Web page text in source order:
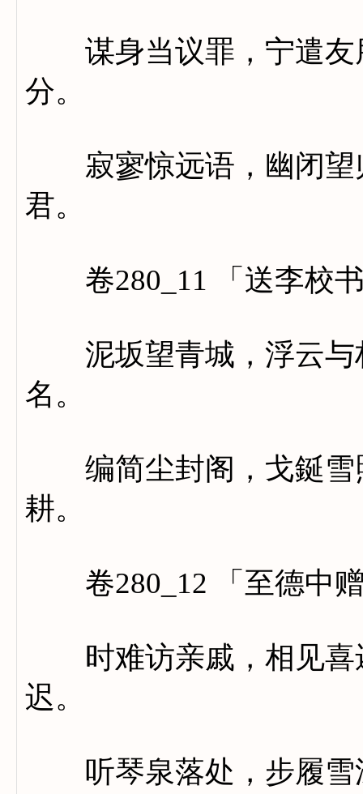
谋身当议罪，宁遣友
分。
寂寥惊远语，幽闭望
君。
卷280_11 「送李校书
泥坂望青城，浮云与
名。
编简尘封阁，戈鋋雪
耕。
卷280_12 「至德中赠
时难访亲戚，相见喜
迟。
听琴泉落处，步履雪